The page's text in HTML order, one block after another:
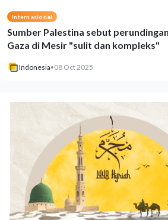
Internasional
Sumber Palestina sebut
Gaza di Mesir "sulit dan kompleks"
Indonesia•08 Oct 2025